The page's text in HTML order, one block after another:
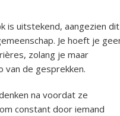
is uitstekend, aangezien dit
Je hoeft je
zolang je maar
de gesprekken.
na voordat ze
constant door iemand